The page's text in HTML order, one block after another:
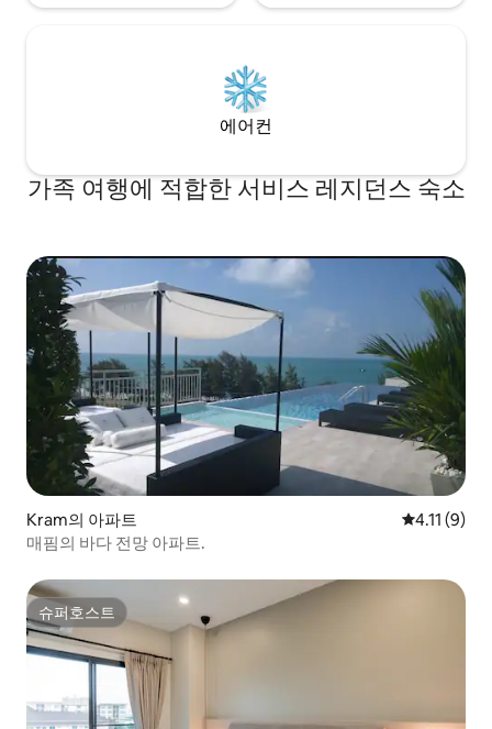
에어컨
가족 여행에 적합한 서비스 레지던스 숙소
Kram의 아파트 평점 4.11점
4.11 (9)
매핌의 바다 전망 아파트.
슈퍼호스트
슈퍼호스트